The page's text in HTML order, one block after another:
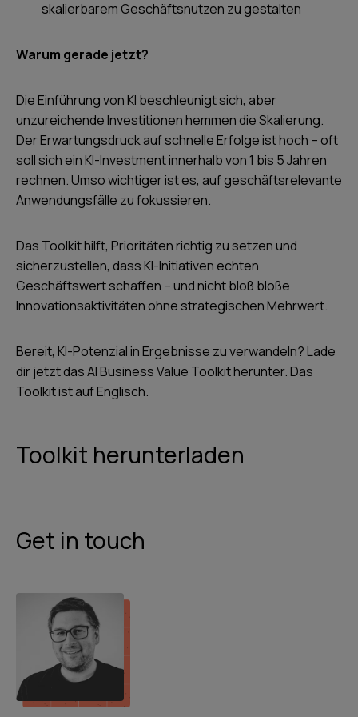
skalierbarem Geschäftsnutzen zu gestalten
Warum gerade jetzt?
Die Einführung von KI beschleunigt sich, aber
unzureichende Investitionen hemmen die Skalierung.
Der Erwartungsdruck auf schnelle Erfolge ist hoch – oft
soll sich ein KI-Investment innerhalb von 1 bis 5 Jahren
rechnen. Umso wichtiger ist es, auf geschäftsrelevante
Anwendungsfälle zu fokussieren.
Das Toolkit hilft, Prioritäten richtig zu setzen und
sicherzustellen, dass KI-Initiativen echten
Geschäftswert schaffen – und nicht bloß bloße
Innovationsaktivitäten ohne strategischen Mehrwert.
Bereit, KI-Potenzial in Ergebnisse zu verwandeln? Lade
dir jetzt das AI Business Value Toolkit herunter. Das
Toolkit ist auf Englisch.
Toolkit herunterladen
Get in touch